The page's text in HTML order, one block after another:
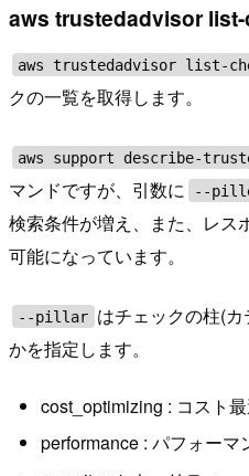
aws trustedadvisor
aws trustedadvisor list-
クの一覧を取得します。
aws support describe-
マンドですが、引数に
--
検索条件が増え、また、レス
可能になっています。
--pillar はチェックの柱(
かを指定します。
cost_optimizing : コスト
performance : パフォーマ